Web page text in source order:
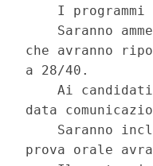
I programmi
Saranno
che avranno
a 28/40.
Ai
data
Saranno
prova orale